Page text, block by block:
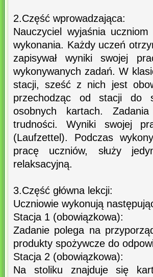
2.Część wprowadzająca:
Nauczyciel wyjaśnia
wykonania. Każdy uczeń
zapisywał wyniki swojej
wykonywanych zadań. W
stacji, sześć z nich jest
przechodząc od stacji do
osobnych kartach.
trudności. Wyniki swojej
(Laufzettel). Podczas
pracę uczniów, służy
relaksacyjną.
3.Część główna lekcji:
Uczniowie wykonują
Stacja 1 (obowiązkowa):
Zadanie polega na
produkty spożywcze do
Stacja 2 (obowiązkowa):
Na stoliku znajduje się